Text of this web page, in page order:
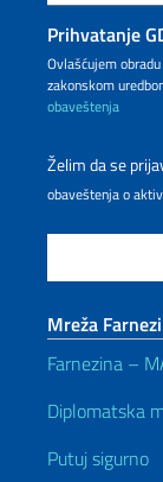
Prihvatanje
Ovlašćujem
zakonskom
obaveštenja
Želim da se
obaveštenja o
Mreža
Farnezina –
Diplomatska
Putuj sigurno